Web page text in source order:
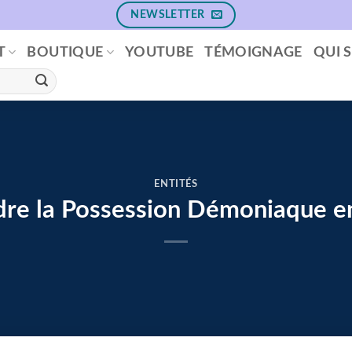
NEWSLETTER
BOUTIQUE YOUTUBE TÉMOIGNAGE QUI
ENTITÉS
la Possession Démoniaque